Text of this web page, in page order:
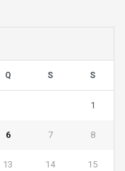
Q S S
1
6 7 8
13 14 15